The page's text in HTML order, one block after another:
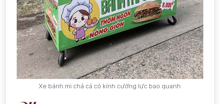
Xe bánh mì chả cá có kính cường lực bao quanh